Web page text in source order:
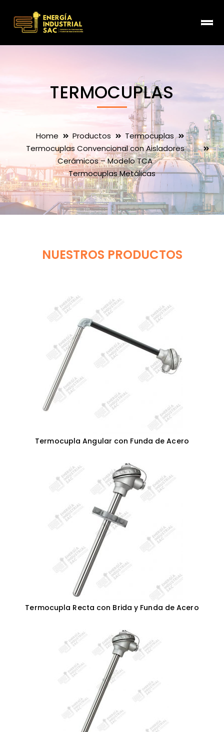
TERMOCUPLAS
Home Productos
Termocuplas
Termocuplas Convencional con Aisladores
Cerámicos – Modelo TCA
Termocuplas Metálicas
NUESTROS PRODUCTOS
Termocupla Angular con Funda de Acero
Termocupla Recta con Brida y Funda de Acero